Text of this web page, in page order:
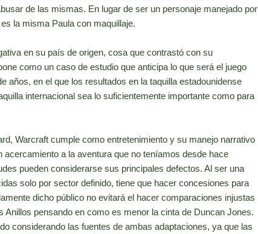
de las mismas. En lugar de ser un personaje manejado por
la misma Paula con maquillaje.
en su país de origen, cosa que contrastó con su
como un caso de estudio que anticipa lo que será el juego
años, en el que los resultados en la taquilla estadounidense
internacional sea lo suficientemente importante como para
Warcraft cumple como entretenimiento y su manejo narrativo
a la aventura que no teníamos desde hace
pueden considerarse sus principales defectos. Al ser una
solo por sector definido, tiene que hacer concesiones para
dicho público no evitará el hacer comparaciones injustas
Anillos pensando en como es menor la cinta de Duncan Jones.
considerando las fuentes de ambas adaptaciones, ya que las